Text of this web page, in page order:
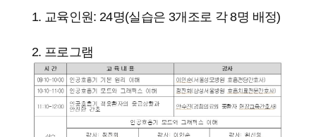
1. 교육인원: 24명(실습은 3개조로 각 8명 배정)
2. 프로그램